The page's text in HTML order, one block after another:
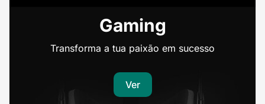
Gaming
Transforma a tua paixão em sucesso
Ver